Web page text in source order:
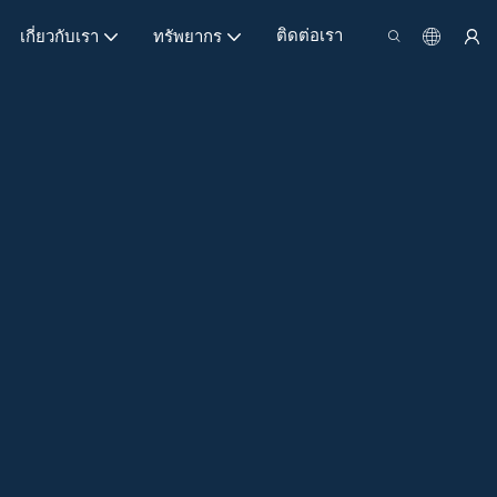
เกี่ยวกับเรา ทรัพยากร ติดต่อเรา